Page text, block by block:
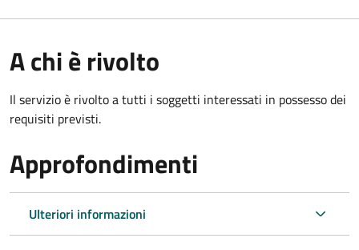
A chi è rivolto
Il servizio è rivolto a tutti i soggetti interessati in possesso dei
requisiti previsti.
Approfondimenti
Ulteriori informazioni